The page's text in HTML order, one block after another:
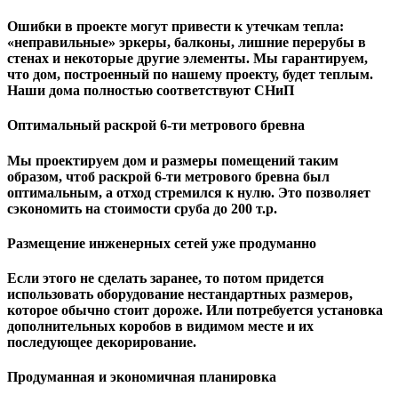
Ошибки в проекте могут привести к утечкам тепла:
«неправильные» эркеры, балконы, лишние перерубы в
стенах и некоторые другие элементы. Мы гарантируем,
чтo дом, построенный по нашему проекту, будет теплым.
Наши дома полностью соответствуют СНиП
Оптимальный раскрой 6-ти метрового бревна
Мы проектируем дом и размеры помещений таким
образом, чтоб раскрой 6-ти метрового бревна был
оптимальным, а отход стремился к нулю. Это позволяет
сэкономить на стоимости сруба до 200 т.р.
Размещение инженерных сетей уже продуманно
Если этого не сделать заранее, то потом придется
использовать оборудование нестандартных размеров,
которое обычно стоит дороже. Или потребуется установка
дополнительных коробов в видимом месте и их
последующее декорирование.
Продуманная и экономичная планировка